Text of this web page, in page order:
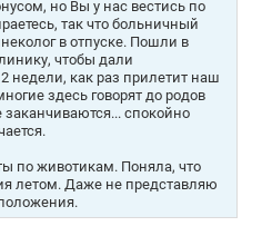
но Вы у нас вестись по
так что больничный
в отпуске. Пошли в
чтобы дали
недели, как раз прилетит наш
здесь говорят до родов
спокойно
по животикам. Поняла, что
летом. Даже не представляю